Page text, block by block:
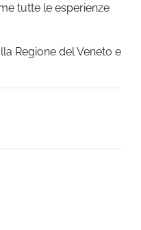
tutte le esperienze
Regione del Veneto e